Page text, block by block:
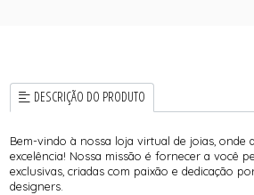
DESCRIÇÃO DO PRODUTO
Bem-vindo à nossa loja virtual de joias, onde
excelência! Nossa missão é fornecer a você
exclusivas, criadas com paixão e dedicação
designers.